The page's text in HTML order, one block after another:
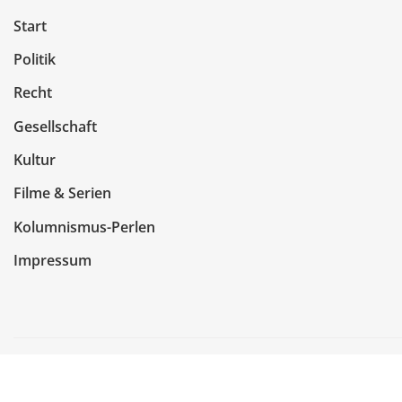
Start
Politik
Recht
Gesellschaft
Kultur
Filme & Serien
Kolumnismus-Perlen
Impressum